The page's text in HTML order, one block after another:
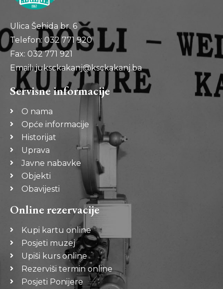
Ulica Šehida br. 6
Telefon: 032 771 920
Fax: 032 771 921
Email: juksckakanj@ksckakanj.ba
Servisne informacije
O nama
Opće informacije
Historijat
Uprava
Javne nabavke
Objekti
Obavijesti
Online rezervacije
Kupi kartu online
Posjeti muzej
Upiši kurs online
Rezerviši termin online
Posjeti Ponijere